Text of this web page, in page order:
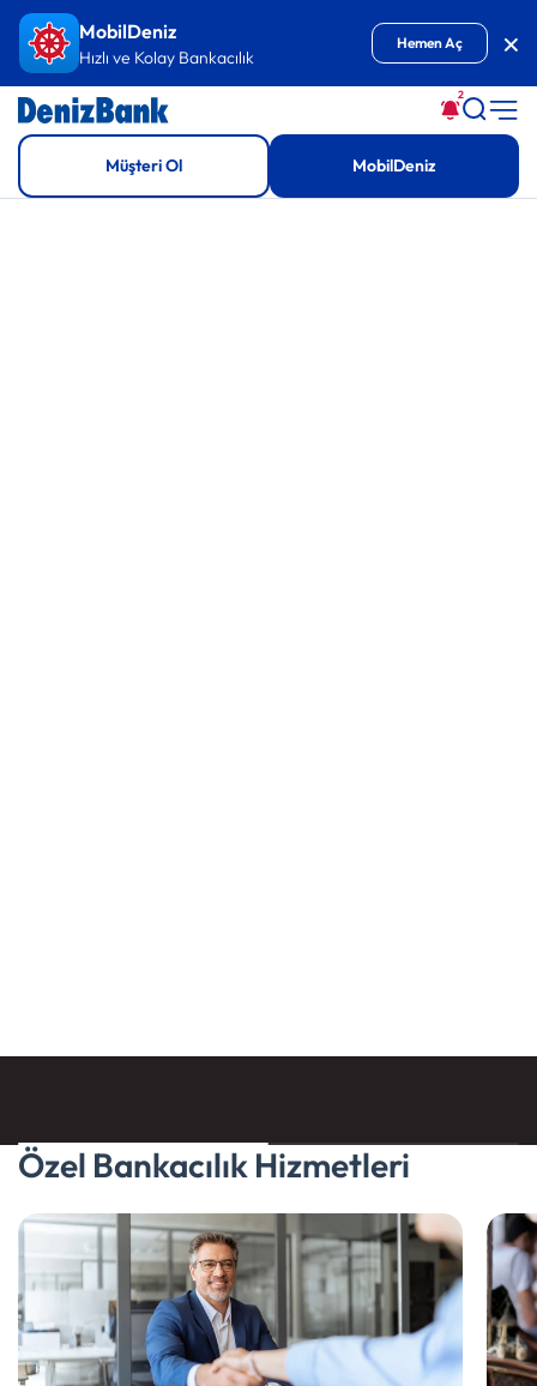
İçeriğe GitMobilDeniz
Hızlı ve Kolay Bankacılık
Hemen Aç
2
Müşteri Ol MobilDeniz
Özel Bankacılık Hizmetleri